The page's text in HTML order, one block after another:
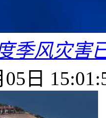
季风灾害
日